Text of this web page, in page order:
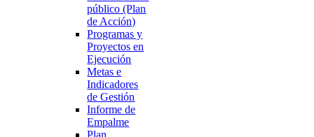
público (Plan
de Acción)
Programas y
Proyectos en
Ejecución
Metas e
Indicadores
de Gestión
Informe de
Empalme
Plan